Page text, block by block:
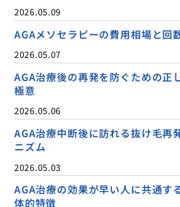
2026.05.09
AGAメソセラピーの費用相場と回
2026.05.07
AGA治療後の再発を防ぐための正
極意
2026.05.06
AGA治療中断後に訪れる抜け毛再
ニズム
2026.05.03
AGA治療の効果が早い人に共通す
体的特徴